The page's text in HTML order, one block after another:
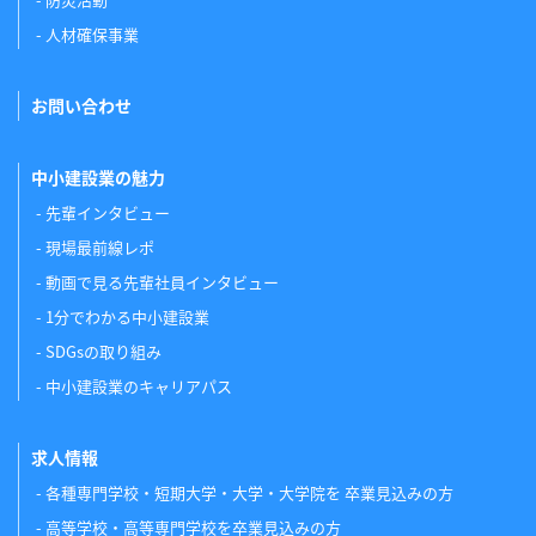
人材確保事業
お問い合わせ
中小建設業の魅力
先輩インタビュー
現場最前線レポ
動画で見る先輩社員インタビュー
1分でわかる中小建設業
SDGsの取り組み
中小建設業のキャリアパス
求人情報
各種専門学校・短期大学・大学・大学院を 卒業見込みの方
高等学校・高等専門学校を卒業見込みの方